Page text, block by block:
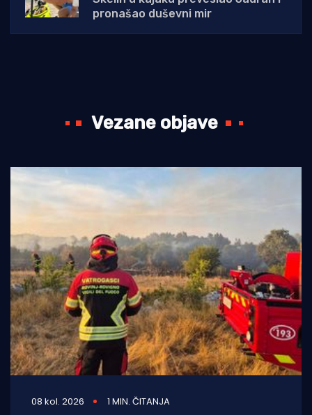
pronašao duševni mir
Vezane objave
08 kol. 2026 1 MIN. ČITANJA